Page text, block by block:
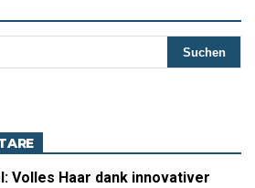
Volles Haar dank innovativer